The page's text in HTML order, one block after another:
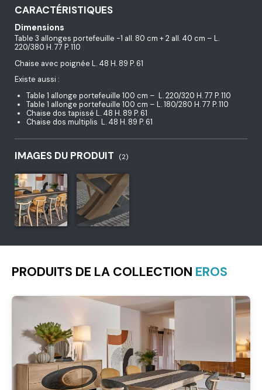
CARACTÉRISTIQUES
Dimensions
Table 3 allonges portefeuille -1 all. 80 cm + 2 all. 40 cm – L.
220/380 H. 77 P. 110
Chaise avec poignée L. 48 H. 89 P. 61
Existe aussi :
Table 1 allonge portefeuille 100 cm – L. 220/320 H. 77 P. 110
Table 1 allonge portefeuille 100 cm – L. 180/280 H. 77 P. 110
Chaise dos tapissé L. 48 H. 89 P. 61
Chaise dos multiplis L. 48 H. 89 P. 61
IMAGES DU PRODUIT (2)
PRODUITS DE LA COLLECTION EROS